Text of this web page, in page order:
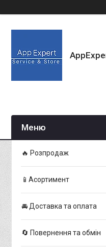
🔥 Розпродаж
📱Асортимент
🚘 Доставка та оплата
🔄 Повернення та обмін